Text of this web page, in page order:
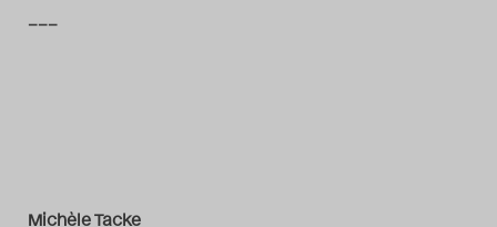
–––
Michèle Tacke